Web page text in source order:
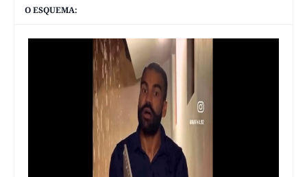
O ESQUEMA: